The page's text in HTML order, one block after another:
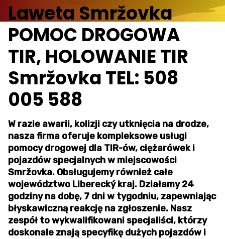
Laweta Smržovka
POMOC DROGOWA
TIR, HOLOWANIE TIR
Smržovka TEL: 508
005 588
W razie awarii, kolizji czy utknięcia na drodze,
nasza firma oferuje kompleksowe usługi
pomocy drogowej dla TIR-ów, ciężarówek i
pojazdów specjalnych w miejscowości
Smržovka. Obsługujemy również całe
województwo Liberecký kraj. Działamy 24
godziny na dobę, 7 dni w tygodniu, zapewniając
błyskawiczną reakcję na zgłoszenie. Nasz
zespół to wykwalifikowani specjaliści, którzy
doskonale znają specyfikę dużych pojazdów i